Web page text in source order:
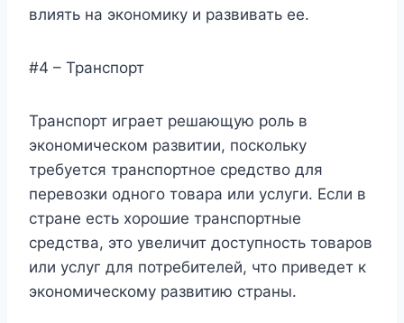
влиять на экономику и развивать ее.
#4 – Транспорт
Транспорт играет решающую роль в
экономическом развитии, поскольку
требуется транспортное средство для
перевозки одного товара или услуги. Если в
стране есть хорошие транспортные
средства, это увеличит доступность товаров
или услуг для потребителей, что приведет к
экономическому развитию страны.